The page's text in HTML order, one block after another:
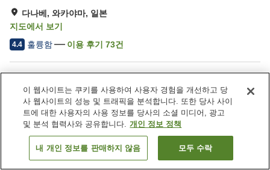
다나베, 와카야마, 일본
지도에서 보기
4.4 훌륭함 이용 후기 73건
주차장
스파 / 미용실
카페
상점
객실 보기
이 웹사이트는 쿠키를 사용하여 사용자 경험을 개선하고 당
사 웹사이트의 성능 및 트래픽을 분석합니다. 또한 당사 사이
트에 대한 사용자의 사용 정보를 당사의 소셜 미디어, 광고
및 분석 협력사와 공유합니다. 개인 정보 정책
내 개인 정보를 판매하지 않음 모두 수락